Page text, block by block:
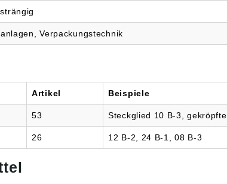
Beschichtung für eine
hohe
und
Einsatzbereiche.Paarweis
e abgestimmte Ketten für
gleichmäßige Länge und
optimale Funktion.
Angaben gemäß
Produktsicherheitsverordn
Verpackungstechnik
Artikel Beispiele
53 Steckglied 10 B-3,
26 12 B-2, 24 B-1, 08 B-3